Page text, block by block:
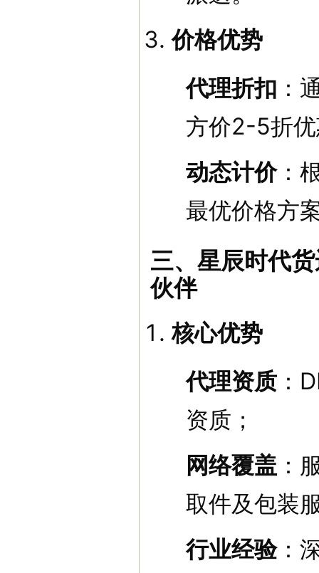
价格优势
代理折扣 ：
方价2-5折
动态计价：
最优价格方
三、星辰时代
伙伴
核心优势
代理资质 ：
资质；
网络覆盖 ：
取件及包装
行业经验：